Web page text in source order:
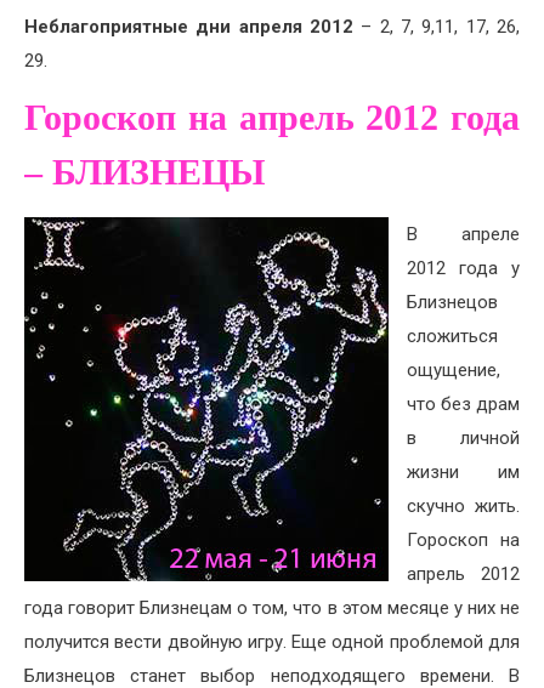
Неблагоприятные дни апреля 2012 – 2, 7, 9,11, 17, 26,
29.
Гороскоп на апрель 2012 года
– БЛИЗНЕЦЫ
В апреле
2012 года у
Близнецов
сложиться
ощущение,
что без драм
в личной
жизни им
скучно жить.
Гороскоп на
апрель 2012
года говорит Близнецам о том, что в этом месяце у них не
получится вести двойную игру. Еще одной проблемой для
Близнецов станет выбор неподходящего времени. В